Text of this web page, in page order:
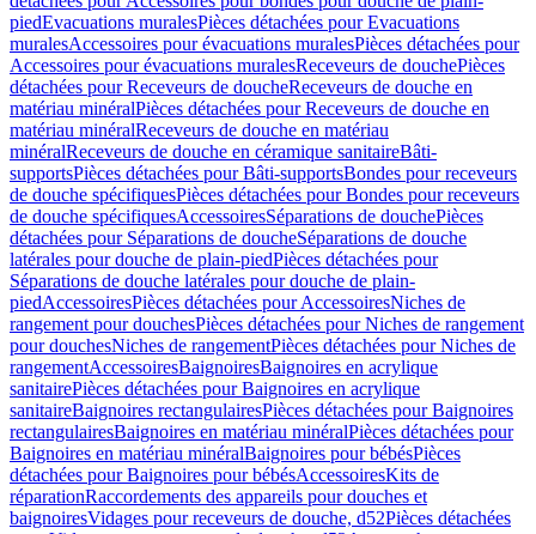
piedEvacuations muralesPièces détachées pour Evacuations
muralesAccessoires pour évacuations muralesPièces détachées pour
Accessoires pour évacuations muralesReceveurs de douchePièces
détachées pour Receveurs de doucheReceveurs de douche en
matériau minéralPièces détachées pour Receveurs de douche en
matériau minéralReceveurs de douche en matériau
minéralReceveurs de douche en céramique sanitaireBâti-
supportsPièces détachées pour Bâti-supportsBondes pour receveurs
de douche spécifiquesPièces détachées pour Bondes pour receveurs
de douche spécifiquesAccessoiresSéparations de douchePièces
détachées pour Séparations de doucheSéparations de douche
latérales pour douche de plain-piedPièces détachées pour
Séparations de douche latérales pour douche de plain-
piedAccessoiresPièces détachées pour AccessoiresNiches de
rangement pour douchesPièces détachées pour Niches de rangement
pour douchesNiches de rangementPièces détachées pour Niches de
rangementAccessoiresBaignoiresBaignoires en acrylique
sanitairePièces détachées pour Baignoires en acrylique
sanitaireBaignoires rectangulairesPièces détachées pour Baignoires
rectangulairesBaignoires en matériau minéralPièces détachées pour
Baignoires en matériau minéralBaignoires pour bébésPièces
détachées pour Baignoires pour bébésAccessoiresKits de
réparationRaccordements des appareils pour douches et
baignoiresVidages pour receveurs de douche, d52Pièces détachées